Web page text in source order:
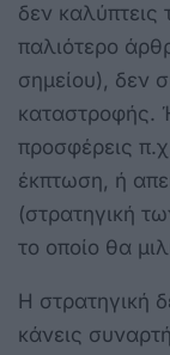
δεν
παλιότερο
σημείου), δεν
καταστροφής.
προσφέρεις
έκπτωση, ή
(στρατηγική
το οποίο θα
Η στρατηγική
κάνεις